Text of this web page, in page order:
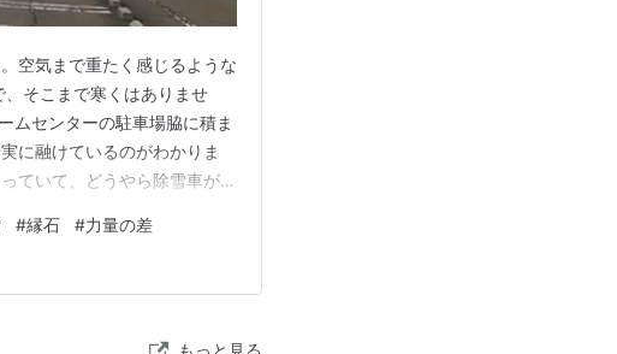
空気まで重たく感じるような
そこまで寒くはありませ
ムセンターの駐車場脇に積ま
に融けているのがわかりま
ていて、どうやら除雪車が一
います。 そんな中、昨日は
した。写…
#縁石 #力量の差
もっと見る